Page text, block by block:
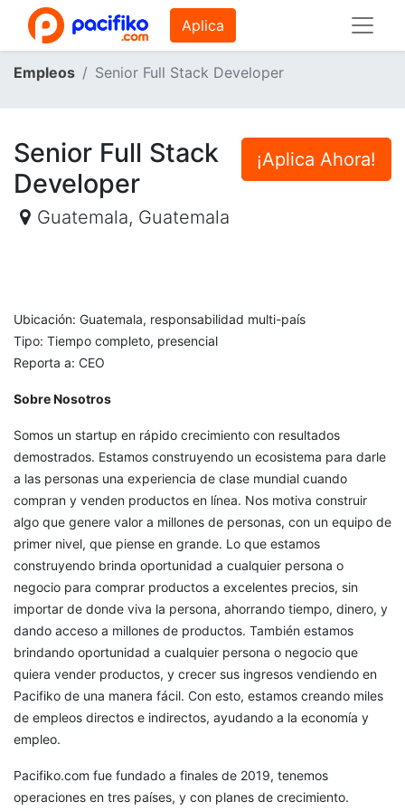
Aplica
Empleos Senior Full Stack Developer
¡Aplica Ahora!
Senior Full Stack
Developer
Guatemala, Guatemala
Ubicación: Guatemala, responsabilidad multi-país
Tipo: Tiempo completo, presencial
Reporta a: CEO
Sobre Nosotros
Somos un startup en rápido crecimiento con resultados
demostrados. Estamos construyendo un ecosistema para darle
a las personas una experiencia de clase mundial cuando
compran y venden productos en línea. Nos motiva construir
algo que genere valor a millones de personas, con un equipo de
primer nivel, que piense en grande. Lo que estamos
construyendo brinda oportunidad a cualquier persona o
negocio para comprar productos a excelentes precios, sin
importar de donde viva la persona, ahorrando tiempo, dinero, y
dando acceso a millones de productos. También estamos
brindando oportunidad a cualquier persona o negocio que
quiera vender productos, y crecer sus ingresos vendiendo en
Pacifiko de una manera fácil. Con esto, estamos creando miles
de empleos directos e indirectos, ayudando a la economía y
empleo.
Pacifiko.com fue fundado a finales de 2019, tenemos
operaciones en tres países, y con planes de crecimiento.